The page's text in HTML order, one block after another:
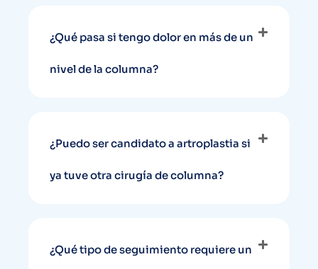
¿Qué pasa si tengo dolor en más de un
nivel de la columna?
¿Puedo ser candidato a artroplastia si
ya tuve otra cirugía de columna?
¿Qué tipo de seguimiento requiere un